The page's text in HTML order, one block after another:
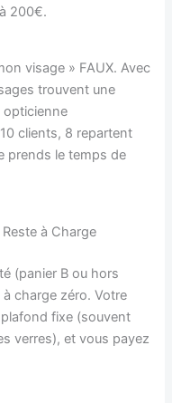
200€.
visage » FAUX. Avec
trouvent une
opticienne
clients, 8 repartent
prends le temps de
à Charge
(panier B ou hors
charge zéro. Votre
fixe (souvent
verres), et vous payez